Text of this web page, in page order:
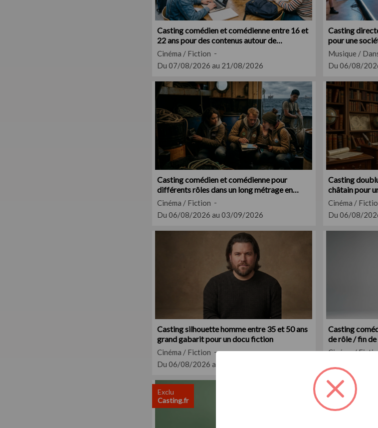
Casting comédien et comédienne entre 16 et
22 ans pour des contenus autour de
l'éducation
Cinéma / Fiction
Du 07/08/2026 au 21/08/2026
Casting
pour une
Musique /
Du 06/08/
Casting comédien et comédienne pour
différents rôles dans un long métrage en
Normandie
Cinéma / Fiction
Du 06/08/2026 au 03/09/2026
Casting
châtain pour
XVIIIe siècle
Cinéma /
Du 06/08/
Casting silhouette homme entre 35 et 50 ans
grand gabarit pour un docu fiction
Cinéma / Fiction
Du 06/08/2026 au 20/08/2026
Casting
de rôle / fin
Cinéma /
Exclu
Casting.fr
Exclu
Casting.fr